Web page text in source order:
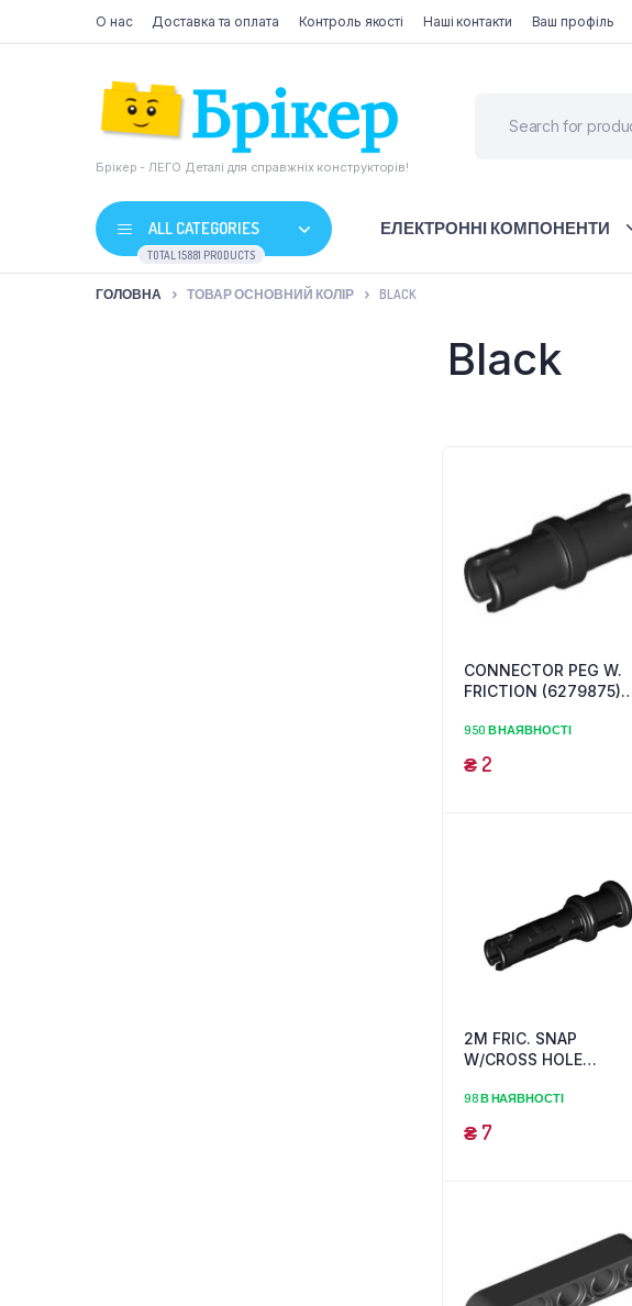
О нас Доставка та оплата Контроль якості Наші контакти Ваш профіль
Брікер - ЛЕГО Деталі для справжніх конструкторів!
ALL CATEGORIES
TOTAL 15881 PRODUCTS
ЕЛЕКТРОННІ КОМПОНЕНТИ
ГОЛОВНА ТОВАР ОСНОВНИЙ КОЛІР BLACK
Black
CONNECTOR PEG W.
FRICTION (6279875)
950 В НАЯВНОСТІ
₴2
2M FRIC. SNAP
W/CROSS HOLE
98 В НАЯВНОСТІ
₴7